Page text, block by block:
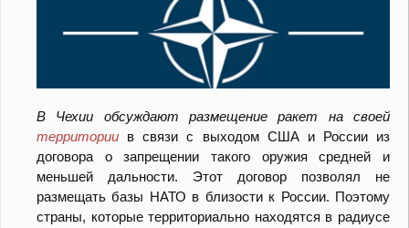
В Чехии обсуждают размещение ракет на своей
территории в связи с выходом США и России из
договора о запрещении такого оружия средней и
меньшей дальности. Этот договор позволял не
размещать базы НАТО в близости к России. Поэтому
страны, которые территориально находятся в радиусе